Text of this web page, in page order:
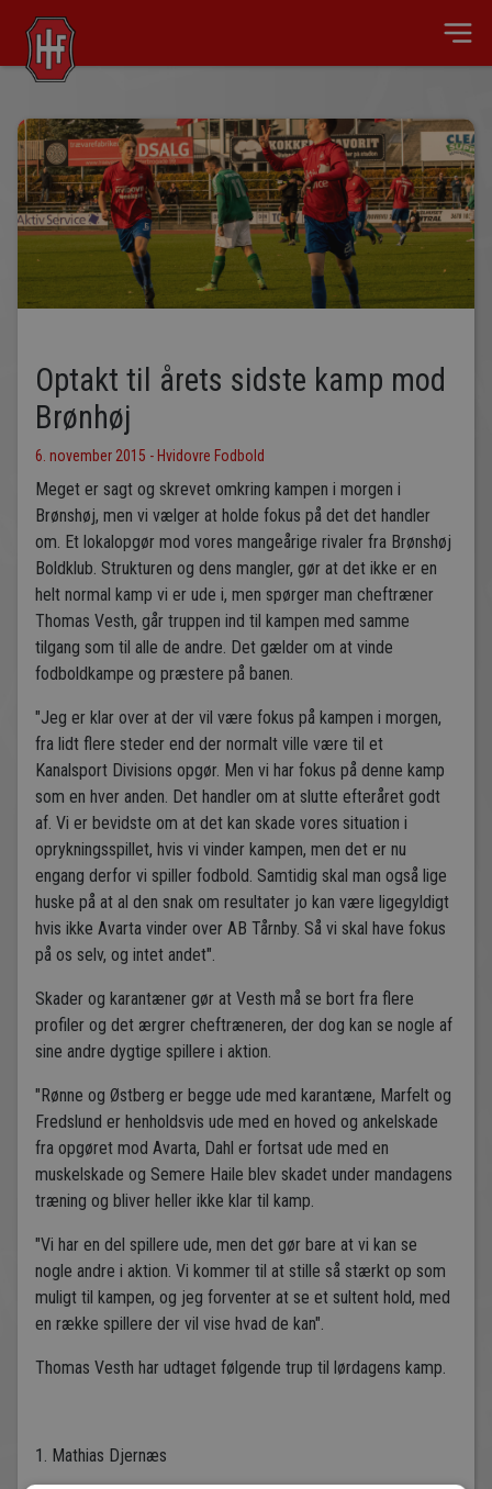
Optakt til årets sidste kamp mod
Brønhøj
6. november 2015 - Hvidovre Fodbold
Meget er sagt og skrevet omkring kampen i morgen i
Brønshøj, men vi vælger at holde fokus på det det handler
om. Et lokalopgør mod vores mangeårige rivaler fra Brønshøj
Boldklub. Strukturen og dens mangler, gør at det ikke er en
helt normal kamp vi er ude i, men spørger man cheftræner
Thomas Vesth, går truppen ind til kampen med samme
tilgang som til alle de andre. Det gælder om at vinde
fodboldkampe og præstere på banen.
"Jeg er klar over at der vil være fokus på kampen i morgen,
fra lidt flere steder end der normalt ville være til et
Kanalsport Divisions opgør. Men vi har fokus på denne kamp
som en hver anden. Det handler om at slutte efteråret godt
af. Vi er bevidste om at det kan skade vores situation i
oprykningsspillet, hvis vi vinder kampen, men det er nu
engang derfor vi spiller fodbold. Samtidig skal man også lige
huske på at al den snak om resultater jo kan være ligegyldigt
hvis ikke Avarta vinder over AB Tårnby. Så vi skal have fokus
på os selv, og intet andet".
Skader og karantæner gør at Vesth må se bort fra flere
profiler og det ærgrer cheftræneren, der dog kan se nogle af
sine andre dygtige spillere i aktion.
"Rønne og Østberg er begge ude med karantæne, Marfelt og
Fredslund er henholdsvis ude med en hoved og ankelskade
fra opgøret mod Avarta, Dahl er fortsat ude med en
muskelskade og Semere Haile blev skadet under mandagens
træning og bliver heller ikke klar til kamp.
"Vi har en del spillere ude, men det gør bare at vi kan se
nogle andre i aktion. Vi kommer til at stille så stærkt op som
muligt til kampen, og jeg forventer at se et sultent hold, med
en række spillere der vil vise hvad de kan".
Thomas Vesth har udtaget følgende trup til lørdagens kamp.
1. Mathias Djernæs